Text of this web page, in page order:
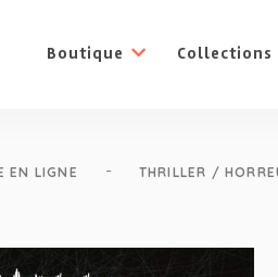
Boutique Collections
EN LIGNE - THRILLER /